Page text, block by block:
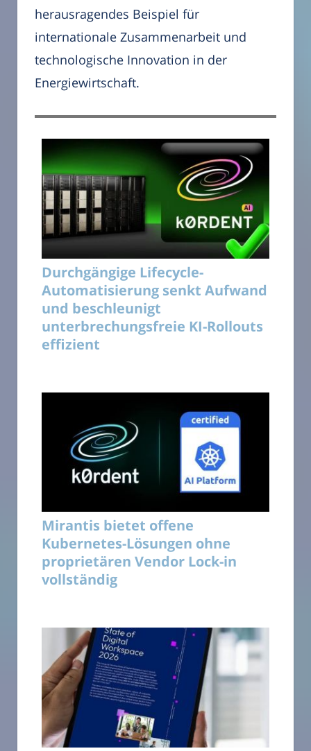
herausragendes Beispiel für
internationale Zusammenarbeit und
technologische Innovation in der
Energiewirtschaft.
Durchgängige Lifecycle-
Automatisierung senkt Aufwand
und beschleunigt
unterbrechungsfreie KI-Rollouts
effizient
Mirantis bietet offene
Kubernetes-Lösungen ohne
proprietären Vendor Lock-in
vollständig